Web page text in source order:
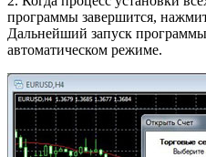
программы завершится,
Дальнейший запуск программы
автоматическом режиме.